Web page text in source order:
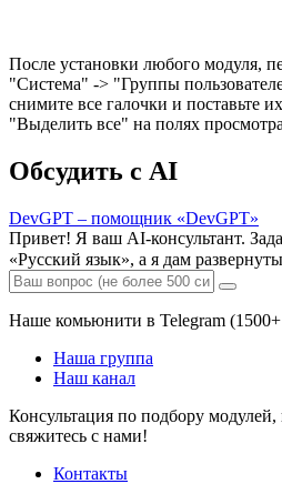
После установки любого модуля,
"Система" -> "Группы
снимите все галочки и поставьте
"Выделить все" на полях
Обсудить с AI
DevGPT – помощник «DevGPT»
Привет! Я ваш AI-консультант.
«Русский язык», а я дам
Наше комьюнити в Telegram (1500+
Наша группа
Наш канал
Консультация по подбору
свяжитесь с нами!
Контакты